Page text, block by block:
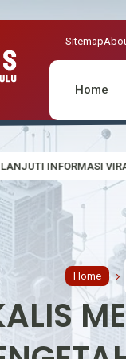
Sitemap
Home
LOKASI DUGAAN
Home